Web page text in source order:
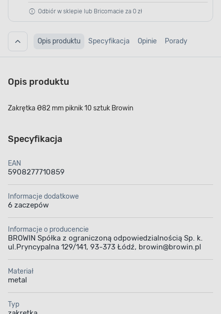
Odbiór w sklepie lub Bricomacie za 0 zł
Opis produktu Specyfikacja Opinie Porady
Opis produktu
Zakrętka Ø82 mm piknik 10 sztuk Browin
Specyfikacja
EAN
5908277710859
Informacje dodatkowe
6 zaczepów
Informacje o producencie
BROWIN Spółka z ograniczoną odpowiedzialnością Sp. k.
ul.Pryncypalna 129/141, 93-373 Łódź, browin@browin.pl
Materiał
metal
Typ